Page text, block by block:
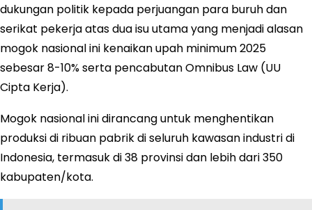
dukungan politik kepada perjuangan para buruh dan
serikat pekerja atas dua isu utama yang menjadi alasan
mogok nasional ini kenaikan upah minimum 2025
sebesar 8-10% serta pencabutan Omnibus Law (UU
Cipta Kerja).
Mogok nasional ini dirancang untuk menghentikan
produksi di ribuan pabrik di seluruh kawasan industri di
Indonesia, termasuk di 38 provinsi dan lebih dari 350
kabupaten/kota.